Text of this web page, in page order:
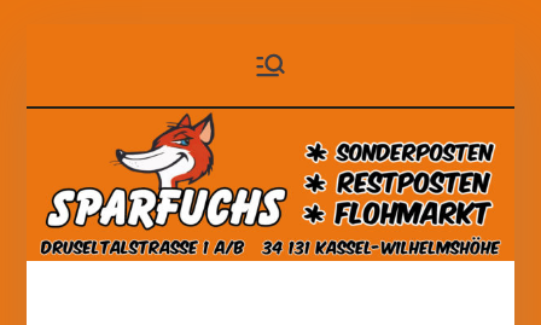
springen
Sparfuchs
– Kassel